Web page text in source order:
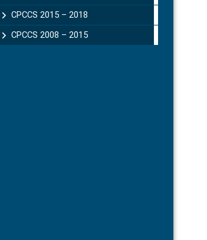
CPCCS 2015 – 2018
CPCCS 2008 – 2015